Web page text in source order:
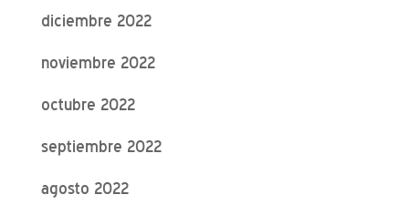
diciembre 2022
noviembre 2022
octubre 2022
septiembre 2022
agosto 2022